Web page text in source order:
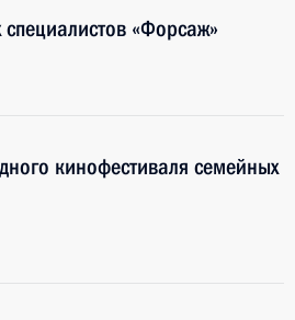
«Форсаж»
кинофестиваля семейных